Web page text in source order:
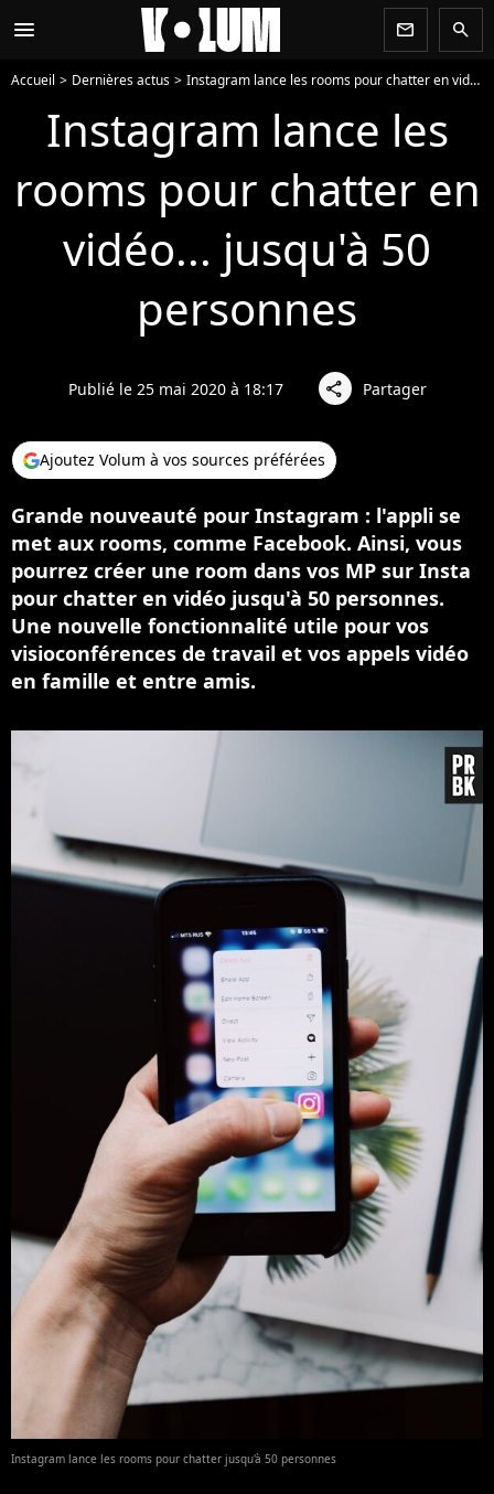
menu newsletter search
Accueil Dernières actus Instagram lance les rooms pour chatter en vidéo... jusqu'à 50 personnes
Instagram lance les
rooms pour chatter en
vidéo... jusqu'à 50
personnes
Publié le 25 mai 2020 à 18:17 share Partager
Ajoutez Volum à vos sources préférées
Grande nouveauté pour Instagram : l'appli se
met aux rooms, comme Facebook. Ainsi, vous
pourrez créer une room dans vos MP sur Insta
pour chatter en vidéo jusqu'à 50 personnes.
Une nouvelle fonctionnalité utile pour vos
visioconférences de travail et vos appels vidéo
en famille et entre amis.
Instagram lance les rooms pour chatter jusqu'à 50 personnes